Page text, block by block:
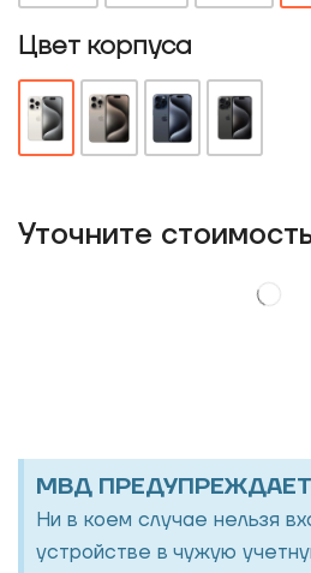
Цвет корпуса
Уточнитe
МВД
Ни в коем случае нельзя
устройстве в чужую